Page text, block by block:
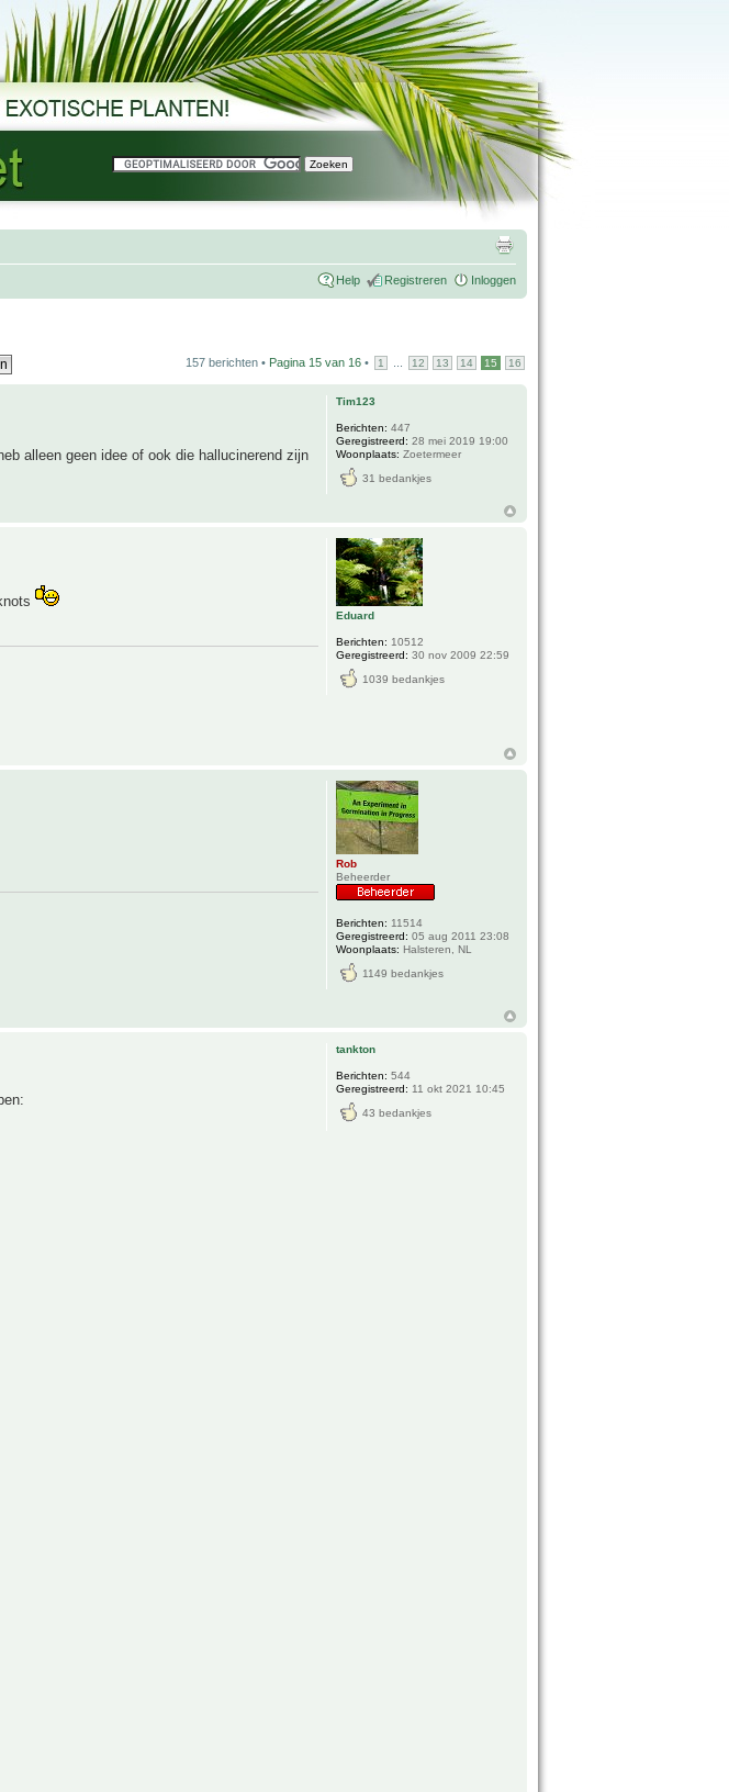
Help Registreren Inloggen
157 berichten • Pagina 15 van 16 • 1 12 13 14 15 16
alleen geen idee of ook die hallucinerend zijn
Tim123
Berichten: 447
Geregistreerd: 28 mei 2019 19:00
Woonplaats: Zoetermeer
31 bedankjes
Eduard
Berichten: 10512
Geregistreerd: 30 nov 2009 22:59
1039 bedankjes
Rob
Beheerder
Berichten: 11514
Geregistreerd: 05 aug 2011 23:08
Woonplaats: Halsteren, NL
1149 bedankjes
tankton
Berichten: 544
Geregistreerd: 11 okt 2021 10:45
43 bedankjes